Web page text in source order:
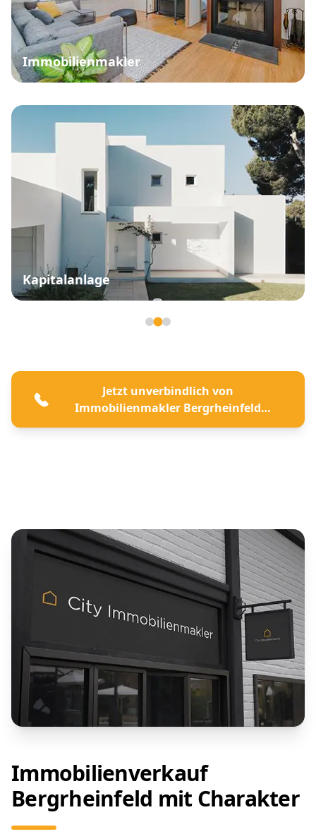
Immobilienmakler
Kapitalanlage
Jetzt unverbindlich von
Immobilienmakler Bergrheinfeld
beraten lassen
Immobilienverkauf
Bergrheinfeld mit Charakter